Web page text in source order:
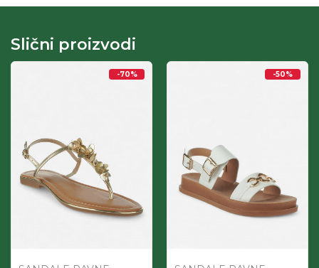
Slični proizvodi
-70% -50%